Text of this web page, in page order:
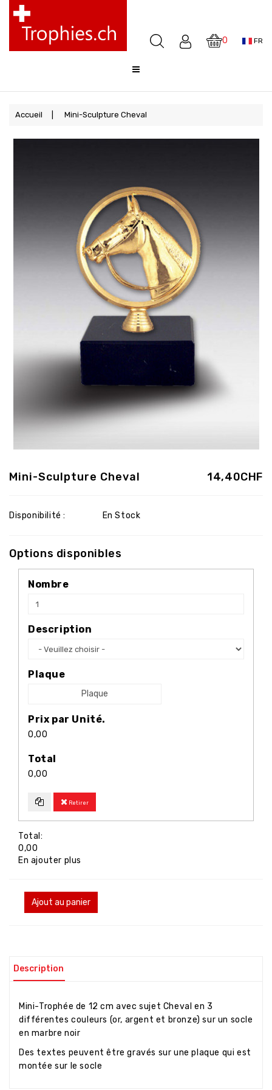
0 FR
Coupes
Médailles
Awards
Cloches
Sale
FAQ
Accueil Mini-Sculpture Cheval
14,40CHF
Mini-Sculpture Cheval
Disponibilité : En Stock
Options disponibles
Nombre
Description
Plaque
Plaque
Prix par Unité.
0,00
Total
0,00
Retirer
Total:
0,00
En ajouter plus
Ajout au panier
Description
Mini-Trophée de 12 cm avec sujet Cheval en 3
différentes couleurs (or, argent et bronze) sur un socle
en marbre noir
Des textes peuvent être gravés sur une plaque qui est
montée sur le socle